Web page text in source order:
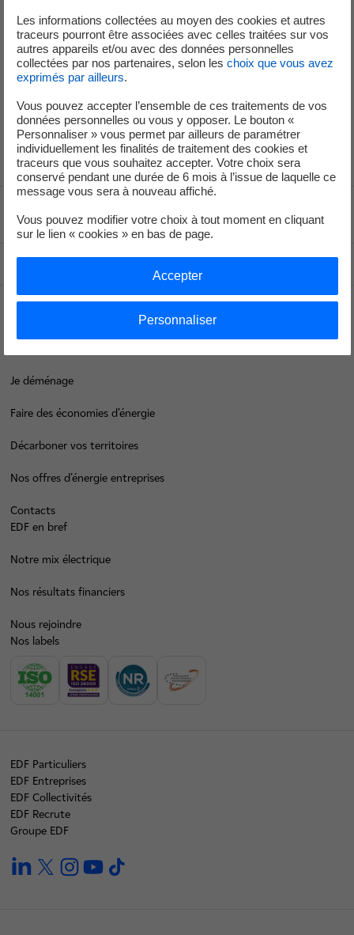
de marché au 12 janvier 2022. Ce report tarifaire sera sans impact
sur l’EBITDA 2022 si les pertes de recettes subies sur cette
période peuvent être reconnues comme des charges imputables
Guidance 2022 Endettement Financier Net / EBITDA d’environ 3x (Cf. CP du
10 novembre 2021).
Voir le fil d'ariane
Je déménage
Faire des économies d’énergie
Décarboner vos territoires
Nos offres d’énergie entreprises
Contacts
EDF en bref
Notre mix électrique
Nos résultats financiers
Nous rejoindre
Nos labels
EDF Particuliers
EDF Entreprises
EDF Collectivités
EDF Recrute
Groupe EDF
linkedintwitterinstagramyoutube
Les informations collectées au moyen des cookies et autres
traceurs pourront être associées avec celles traitées sur vos
autres appareils et/ou avec des données personnelles
collectées par nos partenaires, selon les choix que vous avez
exprimés par ailleurs.
Vous pouvez accepter l’ensemble de ces traitements de vos
données personnelles ou vous y opposer. Le bouton «
Personnaliser » vous permet par ailleurs de paramétrer
individuellement les finalités de traitement des cookies et
traceurs que vous souhaitez accepter. Votre choix sera
conservé pendant une durée de 6 mois à l’issue de laquelle ce
message vous sera à nouveau affiché.
Vous pouvez modifier votre choix à tout moment en cliquant
sur le lien « cookies » en bas de page.
Personnaliser
Accepter